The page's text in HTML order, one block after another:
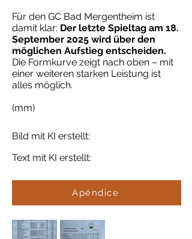
Für den GC Bad Mergentheim ist
damit klar: Der letzte Spieltag am 18.
September 2025 wird über den
möglichen Aufstieg entscheiden.
Die Formkurve zeigt nach oben – mit
einer weiteren starken Leistung ist
alles möglich.
(mm)
Bild mit KI erstellt:
Text mit KI erstellt:
Apéndice